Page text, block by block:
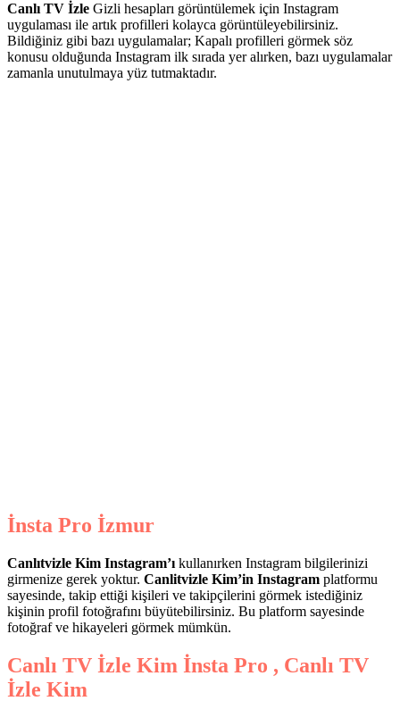
Canlı TV İzle Gizli hesapları görüntülemek için Instagram
uygulaması ile artık profilleri kolayca görüntüleyebilirsiniz.
Bildiğiniz gibi bazı uygulamalar; Kapalı profilleri görmek söz
konusu olduğunda Instagram ilk sırada yer alırken, bazı uygulamalar
zamanla unutulmaya yüz tutmaktadır.
İnsta Pro İzmur
Canlıtvizle Kim Instagram’ı kullanırken Instagram bilgilerinizi
girmenize gerek yoktur. Canlitvizle Kim’in Instagram platformu
sayesinde, takip ettiği kişileri ve takipçilerini görmek istediğiniz
kişinin profil fotoğrafını büyütebilirsiniz. Bu platform sayesinde
fotoğraf ve hikayeleri görmek mümkün.
Canlı TV İzle Kim İnsta Pro , Canlı TV
İzle Kim